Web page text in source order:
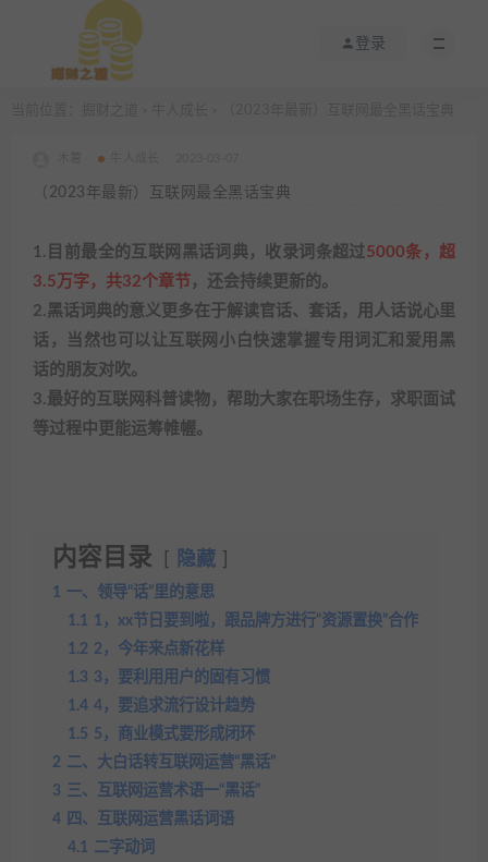
登录
（2023年最新）互联网最全黑话宝典
1.目前最全的互联网黑话词典，收录词条超过5000条，超
3.5万字，共32个章节 ，还会持续更新的。
2.黑话词典的意义更多在于解读官话、套话，用人话说心里
话，当然也可以让互联网小白快速掌握专用词汇和爱用黑
话的朋友对吹。
3.最好的互联网科普读物，帮助大家在职场生存，求职面试
等过程中更能运筹帷幄。
内容目录 隐藏
1 一、领导“话”里的意思
1.1 1，xx节日要到啦，跟品牌方进行“资源置换”合作
1.2 2，今年来点新花样
1.3 3，要利用用户的固有习惯
1.4 4，要追求流行设计趋势
1.5 5，商业模式要形成闭环
2 二、大白话转互联网运营“黑话”
3 三、互联网运营术语一“黑话”
4 四、互联网运营黑话词语
4.1 二字动词